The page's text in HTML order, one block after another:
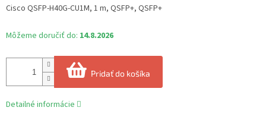
cena:
Môžeme doručiť do: 14.8.2026
Pridať do košíka
Cisco QSFP-H40G-CU1M, 1 m, QSFP+, QSFP+
Detailné informácie